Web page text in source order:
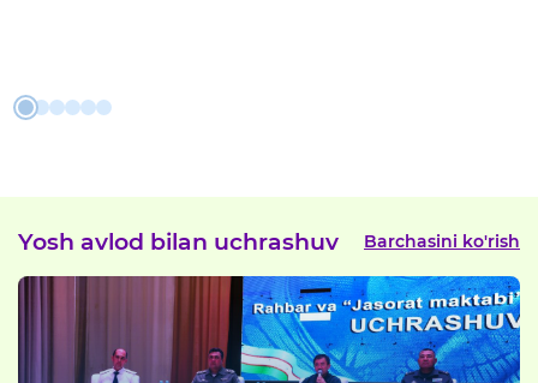
Yosh avlod bilan uchrashuv Barchasini ko'rish